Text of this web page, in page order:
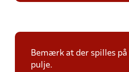
Bemærk at der spilles
pulje.